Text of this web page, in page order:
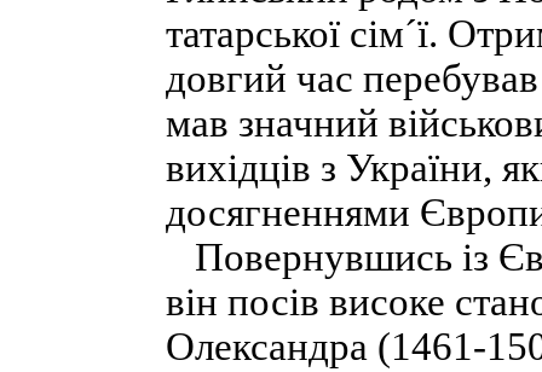
татарської сім´ї.
довгий час
мав значний
вихідців з України,
досягненнями
Повернувшись із
він посів високе
Олександра (1461-